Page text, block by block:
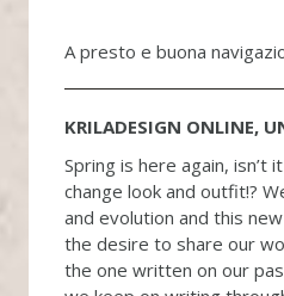
A presto e buona
KRILADESIGN ONLINE,
Spring is here again,
change look and outfit!?
and evolution and this
the desire to share our
the one written on our